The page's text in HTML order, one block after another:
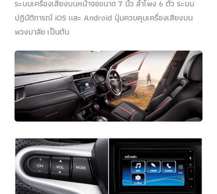
ระบบเครื่องเสียงบนหน้าจอขนาด 7 นิ้ว ลำโพง 6 ตัว ระบบ
ปฏิบัติการณ์ iOS และ Android ปุ่มควบคุมเครื่องเสียงบน
พวงมาลัย เป็นต้น